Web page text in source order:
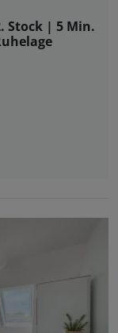
Stock | 5 Min.